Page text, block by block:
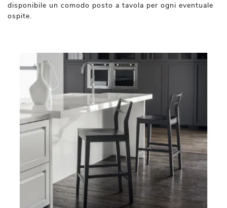
disponibile un comodo posto a tavola per ogni eventuale
ospite.